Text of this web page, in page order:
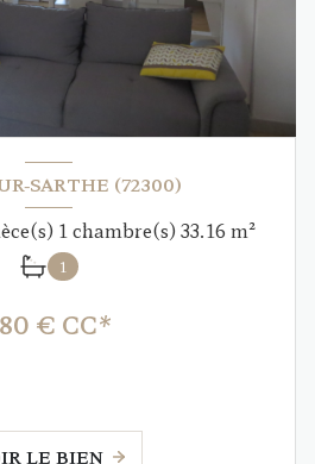
SARTHE (72300)
Appartement 2 pièce(s) 1 chambre(s) 33.16 m²
1
€ CC*
LE BIEN